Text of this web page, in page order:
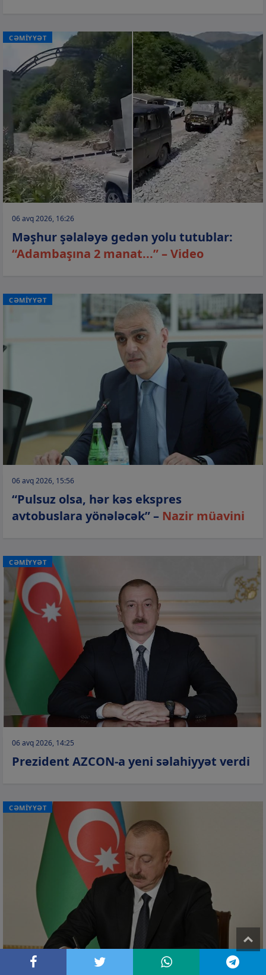
CƏMİYYƏT
06 avq 2026, 16:26
Məşhur şəlaləyə gedən yolu tutublar:
“Adambaşına 2 manat...” – Video
CƏMİYYƏT
06 avq 2026, 15:56
“Pulsuz olsa, hər kəs ekspres
avtobuslara yönələcək” – Nazir müavini
CƏMİYYƏT
06 avq 2026, 14:25
Prezident AZCON-a yeni səlahiyyət verdi
CƏMİYYƏT